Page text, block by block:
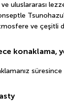
ve uluslararası
ve çeşitli
konaklama,